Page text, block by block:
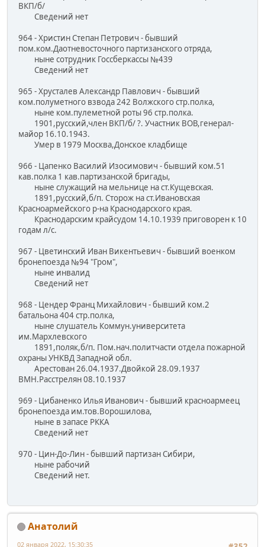
ВКП/б/
Сведений нет
964 - Христин Степан Петрович - бывший
пом.ком.Даотневосточного партизанского отряда,
ныне сотрудник Госсберкассы №439
Сведений нет
965 - Хрусталев Александр Павлович - бывший
ком.полуметного взвода 242 Волжского стр.полка,
ныне ком.пулеметной роты 96 стр.полка.
1901,русский,член ВКП/б/ ?. Участник ВОВ,генерал-
майор 16.10.1943.
Умер в 1979 Москва,Донское кладбище
966 - Цапенко Василий Изосимович - бывший ком.51
кав.полка 1 кав.партизанской бригады,
ныне служащий на мельнице на ст.Кущевская.
1891,русский,б/п. Сторож на ст.Ивановская
Красноармейского р-на Краснодарского края.
Краснодарским крайсудом 14.10.1939 приговорен к 10
годам л/с.
967 - Цветинский Иван Викентьевич - бывший военком
бронепоезда №94 "Гром",
ныне инвалид
Сведений нет
968 - Цендер Франц Михайлович - бывший ком.2
батальона 404 стр.полка,
ныне слушатель Коммун.университета
им.Мархлевского
1891,поляк,б/п. Пом.нач.политчасти отдела пожарной
охраны УНКВД Западной обл.
Арестован 26.04.1937.Двойкой 28.09.1937
ВМН.Расстрелян 08.10.1937
969 - Цибаненко Илья Иванович - бывший красноармеец
бронепоезда им.тов.Ворошилова,
ныне в запасе РККА
Сведений нет
970 - Цин-До-Лин - бывший партизан Сибири,
ныне рабочий
Сведений нет.
Анатолий
02 января 2022, 15:30:35